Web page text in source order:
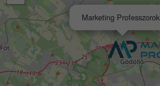
Marketing Professzorok